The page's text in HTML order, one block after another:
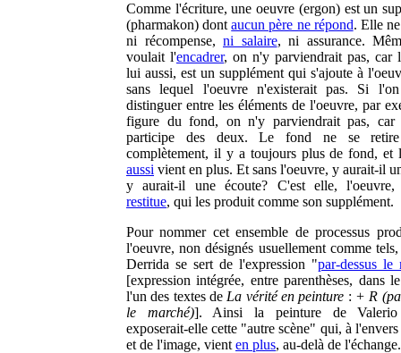
Comme l'écriture, une oeuvre (ergon) est un
(pharmakon) dontaucun père ne répond. Elle
ni récompense, ni salaire, ni assurance.
voulait l'encadrer, on n'y parviendrait pas, car
lui aussi, est un supplément qui s'ajoute à
sans lequel l'oeuvre n'existerait pas. Si
distinguer entre les éléments de l'oeuvre, par
figure du fond, on n'y parviendrait pas, car
participe des deux. Le fond ne se retire
complètement, il y a toujours plus de fond,
aussi vient en plus. Et sans l'oeuvre, y aurait-il
y aurait-il une écoute? C'est elle,
restitue, qui les produit comme son supplément.
Pour nommer cet ensemble de processus
l'oeuvre, non désignés usuellement comme tels,
Derrida se sert de l'expression "par-dessus le
[expression intégrée, entre parenthèses, dans
l'un des textes de La vérité en peinture : + R
le marché)]. Ainsi la peinture de Valerio
exposerait-elle cette "autre scène" qui, à
et de l'image, vient en plus, au-delà de l'échange.